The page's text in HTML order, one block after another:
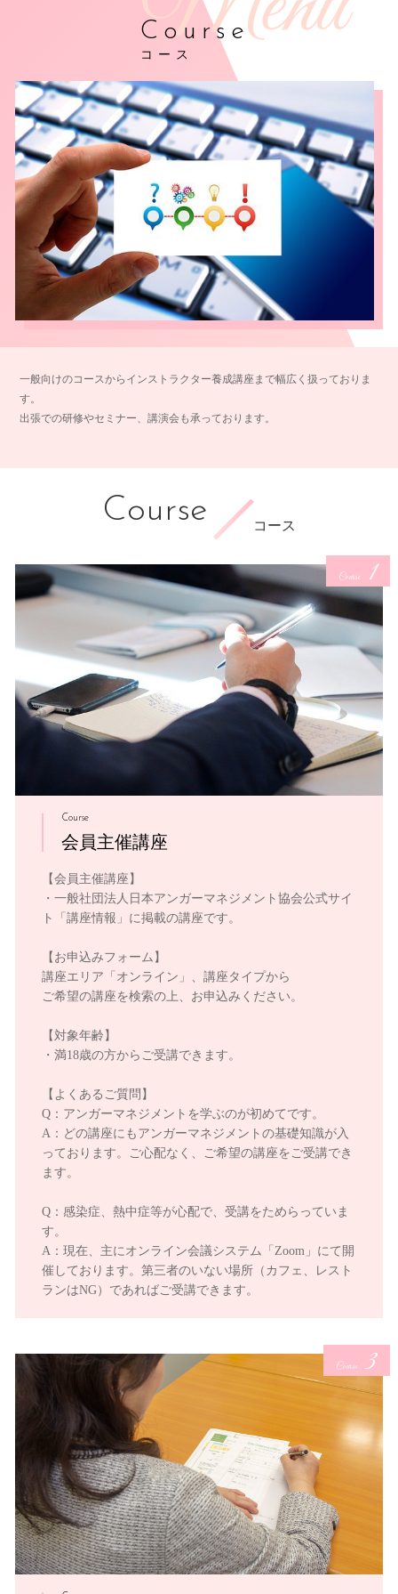
Course
コース
一般向けのコースからインストラクター養成講座まで幅広く扱っておりま
す。
出張での研修やセミナー、講演会も承っております。
Course コース
Course 1
Course
会員主催講座
【会員主催講座】
・一般社団法人日本アンガーマネジメント協会公式サイ
ト「講座情報」に掲載の講座です。
【お申込みフォーム】
講座エリア「オンライン」、講座タイプから
ご希望の講座を検索の上、お申込みください。
【対象年齢】
・満18歳の方からご受講できます。
【よくあるご質問】
Q：アンガーマネジメントを学ぶのが初めてです。
A：どの講座にもアンガーマネジメントの基礎知識が入
っております。ご心配なく、ご希望の講座をご受講でき
ます。
Q：感染症、熱中症等が心配で、受講をためらっていま
す。
A：現在、主にオンライン会議システム「Zoom」にて開
催しております。第三者のいない場所（カフェ、レスト
ランはNG）であればご受講できます。
Course 3